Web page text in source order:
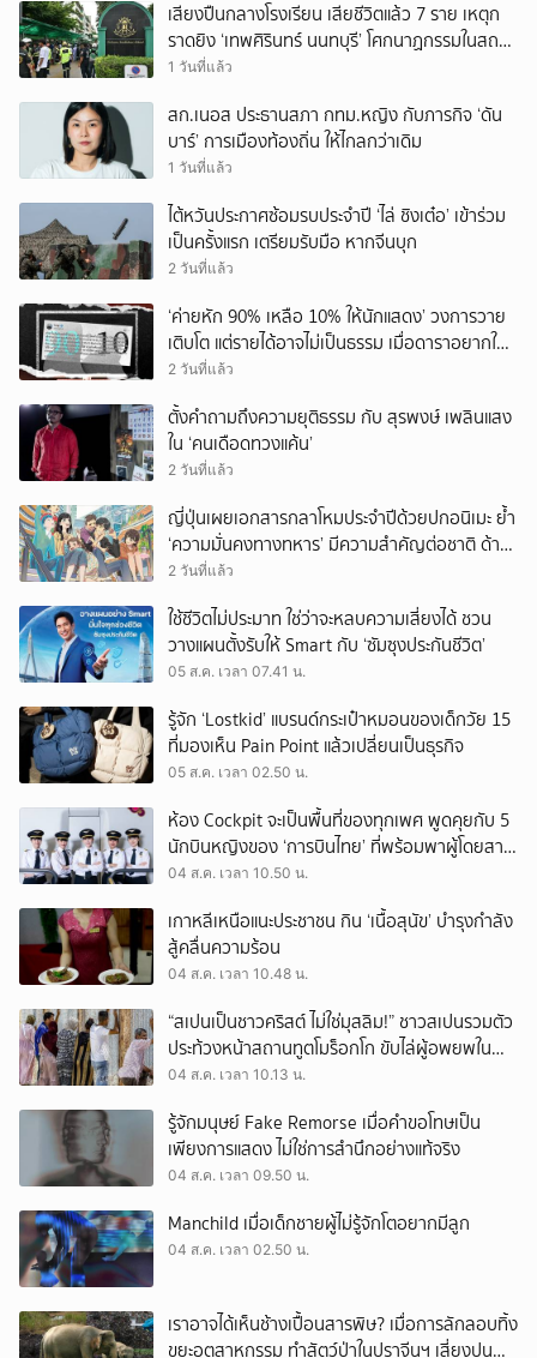
เสียงปืนกลางโรงเรียน เสียชีวิตแล้ว 7 ราย เหตุก
ราดยิง ‘เทพศิรินทร์ นนทบุรี’ โศกนาฏกรรมในสถาน
ศึกษา ครั้งที่ 2 ในรอบปี
1 วันที่แล้ว
สก.เนอส ประธานสภา กทม.หญิง กับภารกิจ ‘ดัน
บาร์’ การเมืองท้องถิ่น ให้ไกลกว่าเดิม
1 วันที่แล้ว
ไต้หวันประกาศซ้อมรบประจำปี ‘ไล่ ชิงเต๋อ’ เข้าร่วม
เป็นครั้งแรก เตรียมรับมือ หากจีนบุก
2 วันที่แล้ว
‘ค่ายหัก 90% เหลือ 10% ให้นักแสดง’ วงการวาย
เติบโต แต่รายได้อาจไม่เป็นธรรม เมื่อดาราอยากให้มี
‘สัญญามาตรฐาน’
2 วันที่แล้ว
ตั้งคำถามถึงความยุติธรรม กับ สุรพงษ์ เพลินแสง
ใน ‘คนเดือดทวงแค้น’
2 วันที่แล้ว
ญี่ปุ่นเผยเอกสารกลาโหมประจำปีด้วยปกอนิเมะ ย้ำ
‘ความมั่นคงทางทหาร’ มีความสำคัญต่อชาติ ด้าน
จีนเตือน ขออย่าซ้ำรอยประวัติศาสตร์
2 วันที่แล้ว
ใช้ชีวิตไม่ประมาท ใช่ว่าจะหลบความเสี่ยงได้ ชวน
วางแผนตั้งรับให้ Smart กับ ‘ซัมซุงประกันชีวิต’
05 ส.ค. เวลา 07.41 น.
รู้จัก ‘Lostkid’ แบรนด์กระเป๋าหมอนของเด็กวัย 15
ที่มองเห็น Pain Point แล้วเปลี่ยนเป็นธุรกิจ
05 ส.ค. เวลา 02.50 น.
ห้อง Cockpit จะเป็นพื้นที่ของทุกเพศ พูดคุยกับ 5
นักบินหญิงของ ‘การบินไทย’ ที่พร้อมพาผู้โดยสาร
บินไปทั่วโลก
04 ส.ค. เวลา 10.50 น.
เกาหลีเหนือแนะประชาชน กิน ‘เนื้อสุนัข’ บำรุงกำลัง
สู้คลื่นความร้อน
04 ส.ค. เวลา 10.48 น.
“สเปนเป็นชาวคริสต์ ไม่ใช่มุสลิม!” ชาวสเปนรวมตัว
ประท้วงหน้าสถานทูตโมร็อกโก ขับไล่ผู้อพยพใน
เมืองเซวตาออกนอกประเทศ
04 ส.ค. เวลา 10.13 น.
รู้จักมนุษย์ Fake Remorse เมื่อคำขอโทษเป็น
เพียงการแสดง ไม่ใช่การสำนึกอย่างแท้จริง
04 ส.ค. เวลา 09.50 น.
Manchild เมื่อเด็กชายผู้ไม่รู้จักโตอยากมีลูก
04 ส.ค. เวลา 02.50 น.
เราอาจได้เห็นช้างเปื้อนสารพิษ? เมื่อการลักลอบทิ้ง
ขยะอุตสาหกรรม ทำสัตว์ป่าในปราจีนฯ เสี่ยงปน